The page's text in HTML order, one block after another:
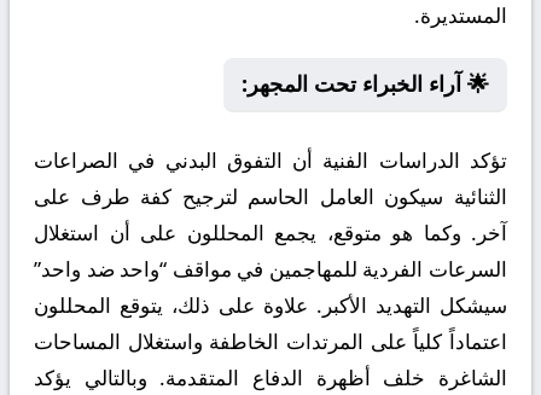
المستديرة.
🌟 آراء الخبراء تحت المجهر:
تؤكد الدراسات الفنية أن التفوق البدني في الصراعات
الثنائية سيكون العامل الحاسم لترجيح كفة طرف على
آخر. وكما هو متوقع، يجمع المحللون على أن استغلال
السرعات الفردية للمهاجمين في مواقف “واحد ضد واحد”
سيشكل التهديد الأكبر. علاوة على ذلك، يتوقع المحللون
اعتماداً كلياً على المرتدات الخاطفة واستغلال المساحات
الشاغرة خلف أظهرة الدفاع المتقدمة. وبالتالي يؤكد